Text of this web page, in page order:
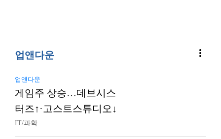
업앤다운 more_vert
업앤다운
게임주 상승…데브시스
터즈↑·고스트스튜디오↓
IT/과학